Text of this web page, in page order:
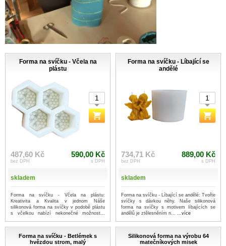
Forma na svíčku - Včela na
plástu
487,60 Kč
bez DPH
590,00 Kč
s DPH
skladem
Forma na svíčku - Včela na plástu:
Kreativita a Kvalita v jednom Náše
silikonová forma na svíčky v podobě plástu
s včelkou nabízí nekonečné možnost...
Forma na svíčku - Líbající se
andělé
734,71 Kč
bez DPH
889,00 Kč
s DPH
skladem
Forma na svíčku - Líbající se andělé: Tvořte
svíčky s dávkou něhy. Naše silikonová
forma na svíčky s motivem líbajících se
andělů je ztělesněním n... ...více
Forma na svíčku - Betlémek s
hvězdou strom, malý
Silikonová forma na výrobu 64
matečníkových misek